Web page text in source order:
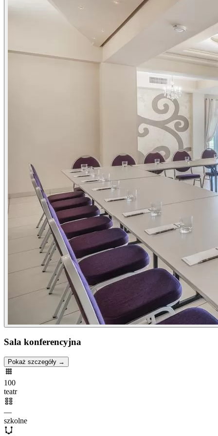
Sala konferencyjna
Pokaż szczegóły →
100
teatr
—
szkolne